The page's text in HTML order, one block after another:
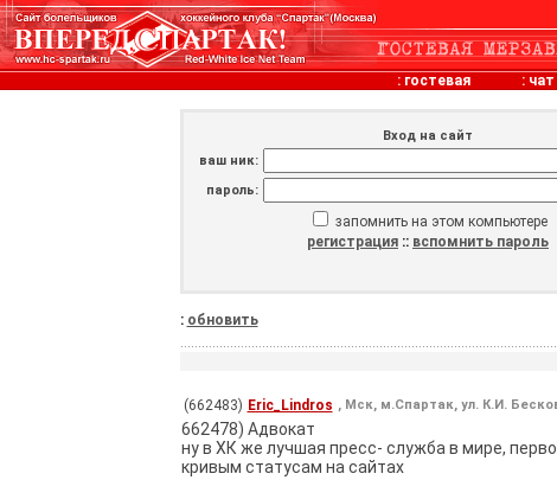
: гостевая : чат
Вход на сайт
ваш ник:
пароль:
запомнить на этом компьютере
регистрация :: вспомнить пароль
: обновить
(662483) Eric_Lindros , Мск, м.Спартак, ул. К.И.
662478) Адвокат
ну в ХК же лучшая пресс- служба в мире,
кривым статусам на сайтах